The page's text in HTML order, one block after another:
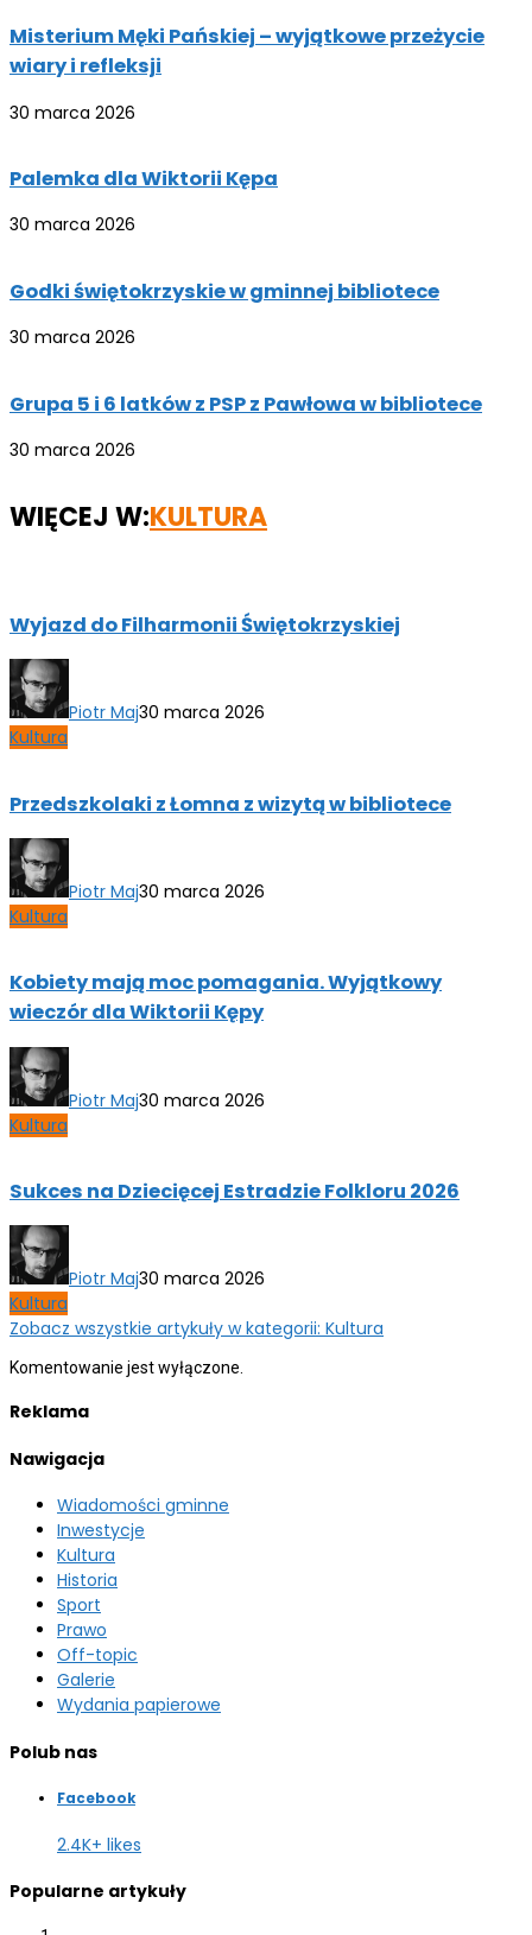
Misterium Męki Pańskiej – wyjątkowe przeżycie
wiary i refleksji
30 marca 2026
Palemka dla Wiktorii Kępa
30 marca 2026
Godki świętokrzyskie w gminnej bibliotece
30 marca 2026
Grupa 5 i 6 latków z PSP z Pawłowa w bibliotece
30 marca 2026
WIĘCEJ W:KULTURA
Wyjazd do Filharmonii Świętokrzyskiej
Piotr Maj30 marca 2026
Kultura
Przedszkolaki z Łomna z wizytą w bibliotece
Piotr Maj30 marca 2026
Kultura
Kobiety mają moc pomagania. Wyjątkowy
wieczór dla Wiktorii Kępy
Piotr Maj30 marca 2026
Kultura
Sukces na Dziecięcej Estradzie Folkloru 2026
Piotr Maj30 marca 2026
Kultura
Zobacz wszystkie artykuły w kategorii: Kultura
Komentowanie jest wyłączone.
Reklama
Nawigacja
Wiadomości gminne
Inwestycje
Kultura
Historia
Sport
Prawo
Off-topic
Galerie
Wydania papierowe
Polub nas
Facebook
2.4K+ likes
Popularne artykuły